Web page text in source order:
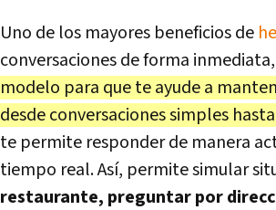
Uno de los mayores beneficios de
conversaciones de forma
modelo para que te ayude a
desde conversaciones simples
te permite responder de manera
tiempo real. Así, permite simular
restaurante, preguntar por